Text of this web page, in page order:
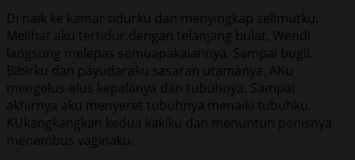
Di naik ke kamar tidurku dan menyingkap selimutku.
Melihat aku tertidur dengan telanjang bulat, Wendi
langsung melepas semuapakaiannya. Sampai bugil.
Bibirku dan payudaraku sasaran utamanya. AKu
mengelus-elus kepalanya dan tubuhnya. Sampai
akhirnya aku menyeret tubuhnya menaiki tubuhku.
KUkangkangkan kedua kakiku dan menuntun penisnya
menembus vaginaku.